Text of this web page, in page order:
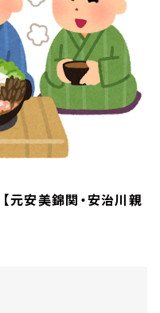
元安美錦関・安治川親